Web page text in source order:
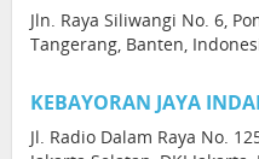
Jln. Raya Siliwangi No. 6,
Tangerang, Banten,
KEBAYORAN JAYA
Jl. Radio Dalam Raya No.